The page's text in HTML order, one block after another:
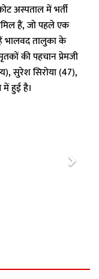
अस्पताल में भर्ती
हैं, जो पहले एक
भालवद तालुका के
की पहचान प्रेमजी
सुरेश सिरोया (47),
हुई है।
N